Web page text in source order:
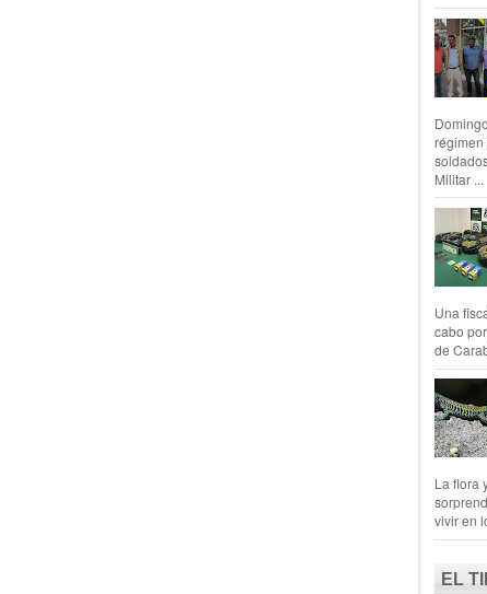
Militar ...
Una
cabo
de
La flora
vivir en
EL